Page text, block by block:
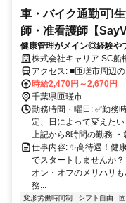
車・バイク通勤可!
師・准看護師【
健康管理がメイン◎経験や
株式会社キャリア SC船
アクセス: ■匝瑳市周辺のご通勤となります。 ＊交通費全額支給 ＊車
通勤・バイク通勤OK（
時給2,470円～2,670円
千葉県匝瑳市
勤務時間・曜日: ✅勤務
定、日によって変えた
上記から8時間の勤務
仕事内容: ✨高待遇！健
でスタートしませんか
オン・オフのメリハリ
務...
変形労働時間制 シフト自由